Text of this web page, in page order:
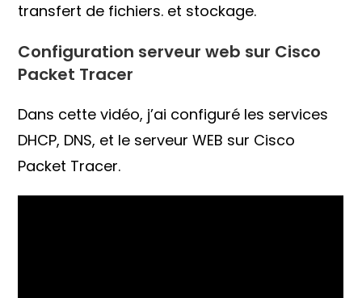
transfert de fichiers. et stockage.
Configuration serveur web sur Cisco
Packet Tracer
Dans cette vidéo, j’ai configuré les services
DHCP, DNS, et le serveur WEB sur Cisco
Packet Tracer.